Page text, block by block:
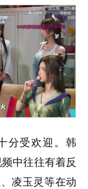
分受欢迎。韩
中往往有着反
凌玉灵等在动